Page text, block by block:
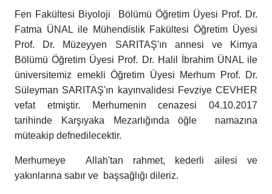
Fen Fakültesi Biyoloji Bölümü Öğretim Üyesi Prof. Dr.
Fatma ÜNAL ile Mühendislik Fakültesi Öğretim Üyesi
Prof. Dr. Müzeyyen SARITAŞ'ın annesi ve Kimya
Bölümü Öğretim Üyesi Prof. Dr. Halil İbrahim ÜNAL ile
üniversitemiz emekli Öğretim Üyesi Merhum Prof. Dr.
Süleyman SARITAŞ'ın kayınvalidesi Fevziye CEVHER
vefat etmiştir. Merhumenin cenazesi 04.10.2017
tarihinde Karşıyaka Mezarlığında öğle namazına
müteakip defnedilecektir.
Merhumeye Allah'tan rahmet, kederli ailesi ve
yakınlarına sabır ve başsağlığı dileriz.